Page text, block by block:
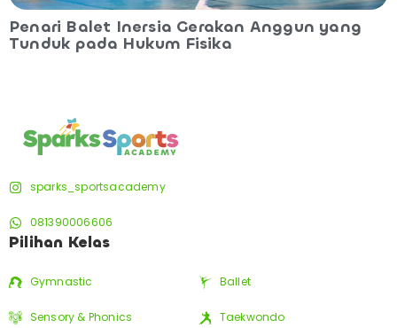
Penari Balet Inersia Gerakan Anggun yang
Tunduk pada Hukum Fisika
sparks_sportsacademy
081390006606
Pilihan Kelas
Gymnastic
Sensory & Phonics
Ballet
Taekwondo